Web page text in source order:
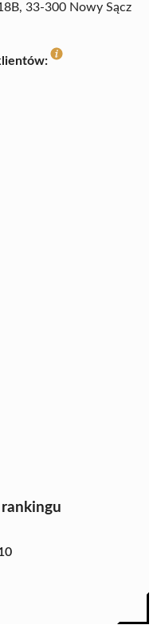
33-300 Nowy Sącz